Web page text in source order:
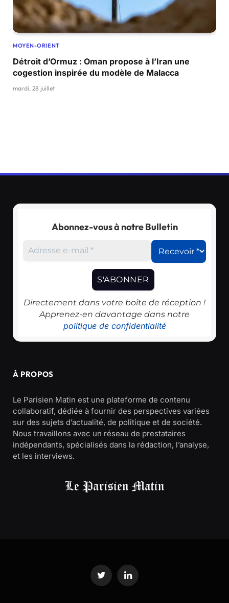
MOYEN-ORIENT
Détroit d’Ormuz : Oman propose à l’Iran une
cogestion inspirée du modèle de Malacca
mardi, 28 juillet
Abonnez-vous à notre Bulletin
Directement dans votre boîte de réception !
Apprenez-en davantage dans notre
politique de confidentialité
À PROPOS
Le Parisien Matin est une plateforme de contenu
collaboratif, dédiée à fournir des perspectives variées
sur des sujets d’actualité, de politique et de société.
Nous travaillons avec un réseau de prestataires
indépendants, spécialisés dans la rédaction, l’analyse,
et les interviews.
Twitter LinkedIn